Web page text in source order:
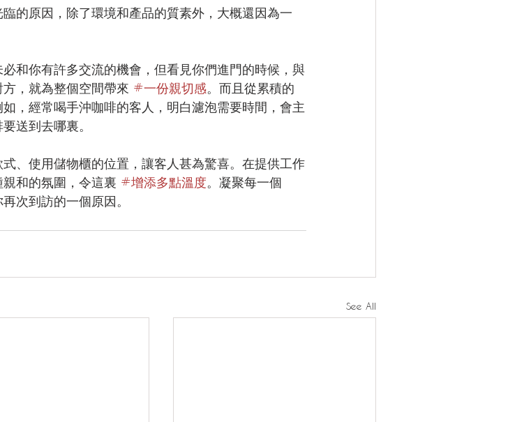
的原因，除了環境和產品的質素外，大概還因為一
和你有許多交流的機會，但看見你們進門的時候，與
，就為整個空間帶來 #一份親切感 。而且從累積的
，經常喝手沖咖啡的客人，明白濾泡需要時間，會主
送到去哪裏。
、使用儲物櫃的位置，讓客人甚為驚喜。在提供工作
和的氛圍，令這裏 #增添多點溫度 。凝聚每一個
次到訪的一個原因。
See All